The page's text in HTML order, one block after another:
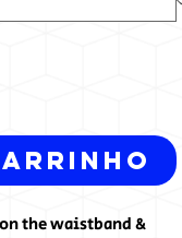
the waistband &